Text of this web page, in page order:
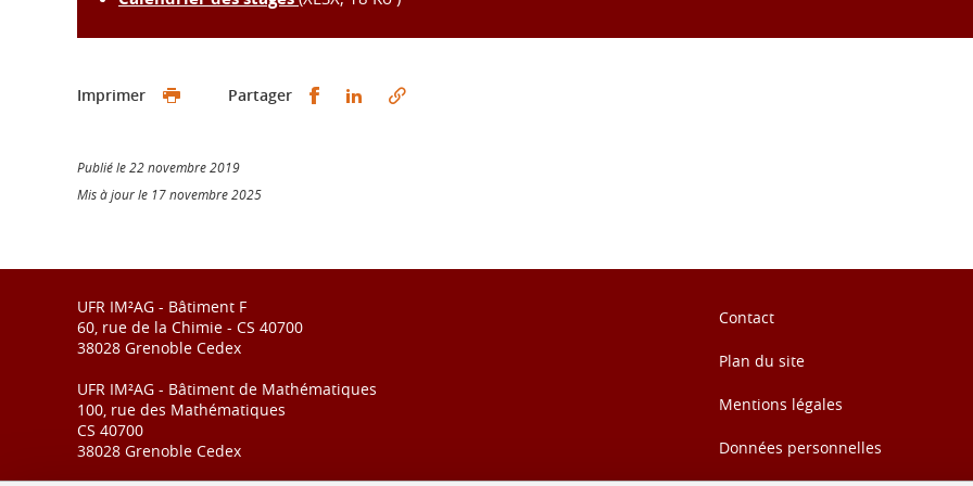
Imprimer Partager Partager sur Facebook
Partager sur LinkedIn
Publié le 22 novembre 2019
Mis à jour le 17 novembre 2025
UFR IM²AG - Bâtiment F
60, rue de la Chimie - CS 40700
38028 Grenoble Cedex
UFR IM²AG - Bâtiment de Mathématiques
100, rue des Mathématiques
CS 40700
38028 Grenoble Cedex
Contact
Plan du site
Mentions légales
Données personnelles